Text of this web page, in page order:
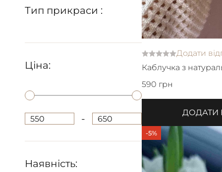
Тип прикраси :
Ціна:
550 - 650
Наявність:
Додати
Каблучка з
590 грн
ДОДАТИ
-5%